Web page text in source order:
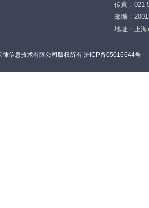
传真：021-
邮编：
地址：上
信息技术有限公司版权所有 沪ICP备05016644号